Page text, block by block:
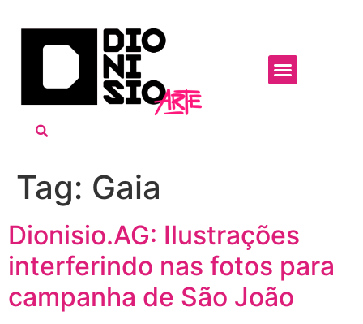
Tag: Gaia
Dionisio.AG: Ilustrações
interferindo nas fotos para
campanha de São João